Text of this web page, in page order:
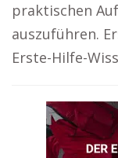
praktischen
auszuführen.
Erste-Hilfe-